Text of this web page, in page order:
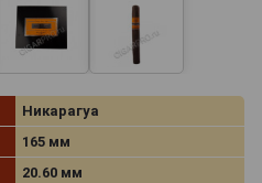
Никарагуа
165 мм
20.60 мм